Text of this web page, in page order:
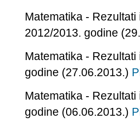
Matematika -
2012/2013. godine
Matematika -
godine (27.06.2013.)
Matematika -
godine (06.06.2013.)